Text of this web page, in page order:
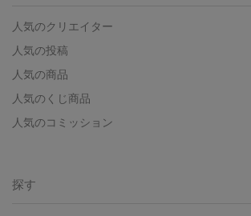
人気のクリエイター
人気の投稿
人気の商品
人気のくじ商品
人気のコミッション
探す